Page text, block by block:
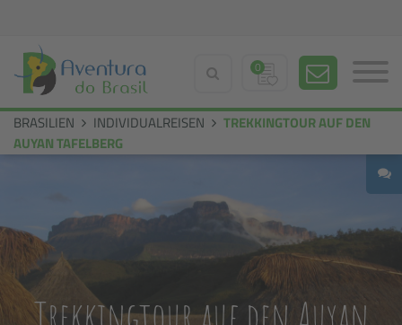
0
BRASILIEN INDIVIDUALREISEN
TREKKINGTOUR AUF DEN
AUYAN TAFELBERG